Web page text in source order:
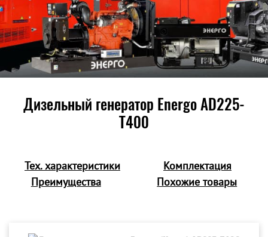
Дизельный генератор Energo AD225-
T400
Тех. характеристики
Комплектация
Преимущества
Похожие товары